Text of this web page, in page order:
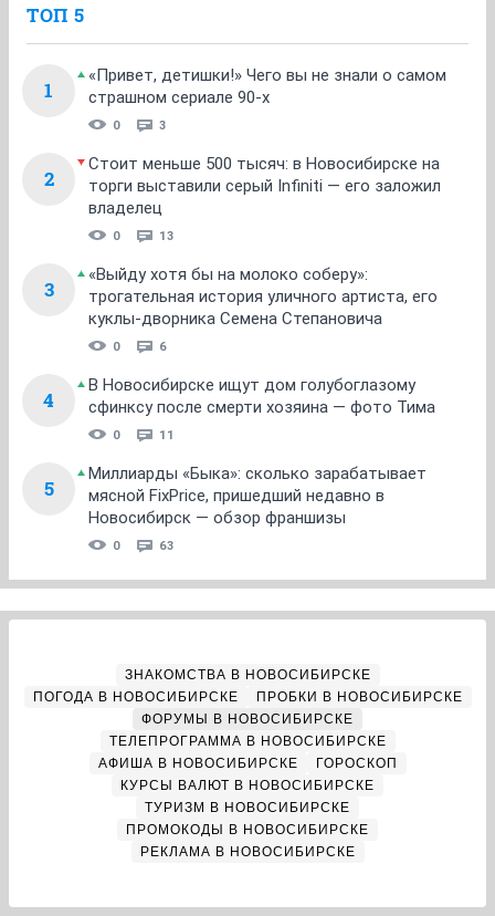
ТОП 5
1
«Привет, детишки!» Чего вы не знали о самом
страшном сериале 90-х
0 3
2
Стоит меньше 500 тысяч: в Новосибирске на
торги выставили серый Infiniti — его заложил
владелец
0 13
3
«Выйду хотя бы на молоко соберу»:
трогательная история уличного артиста, его
куклы-дворника Семена Степановича
0 6
4
В Новосибирске ищут дом голубоглазому
сфинксу после смерти хозяина — фото Тима
0 11
5
Миллиарды «Быка»: сколько зарабатывает
мясной FixPrice, пришедший недавно в
Новосибирск — обзор франшизы
0 63
ЗНАКОМСТВА В НОВОСИБИРСКЕ
ПОГОДА В НОВОСИБИРСКЕ
ПРОБКИ В НОВОСИБИРСКЕ
ФОРУМЫ В НОВОСИБИРСКЕ
ТЕЛЕПРОГРАММА В НОВОСИБИРСКЕ
АФИША В НОВОСИБИРСКЕ
ГОРОСКОП
КУРСЫ ВАЛЮТ В НОВОСИБИРСКЕ
ТУРИЗМ В НОВОСИБИРСКЕ
ПРОМОКОДЫ В НОВОСИБИРСКЕ
РЕКЛАМА В НОВОСИБИРСКЕ